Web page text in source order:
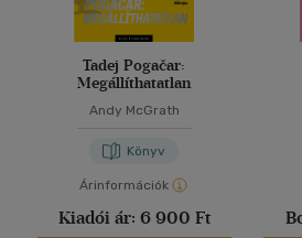
Tadej Pogačar:
Megállíthatatlan
Andy McGrath
Könyv
Árinformációk
Kiadói ár: 6 900 Ft